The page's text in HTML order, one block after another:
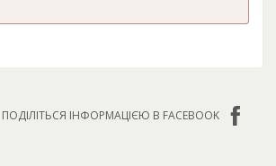
ПОДІЛІТЬСЯ ІНФОРМАЦІЄЮ В FACEBOOK